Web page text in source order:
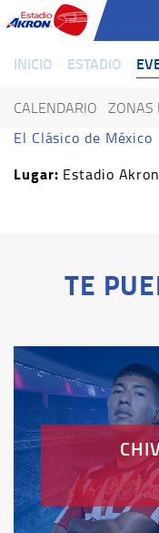
INICIO ESTADIO
CALENDARIO ZONAS
El Clásico de México
Lugar: Estadio Akron
TE